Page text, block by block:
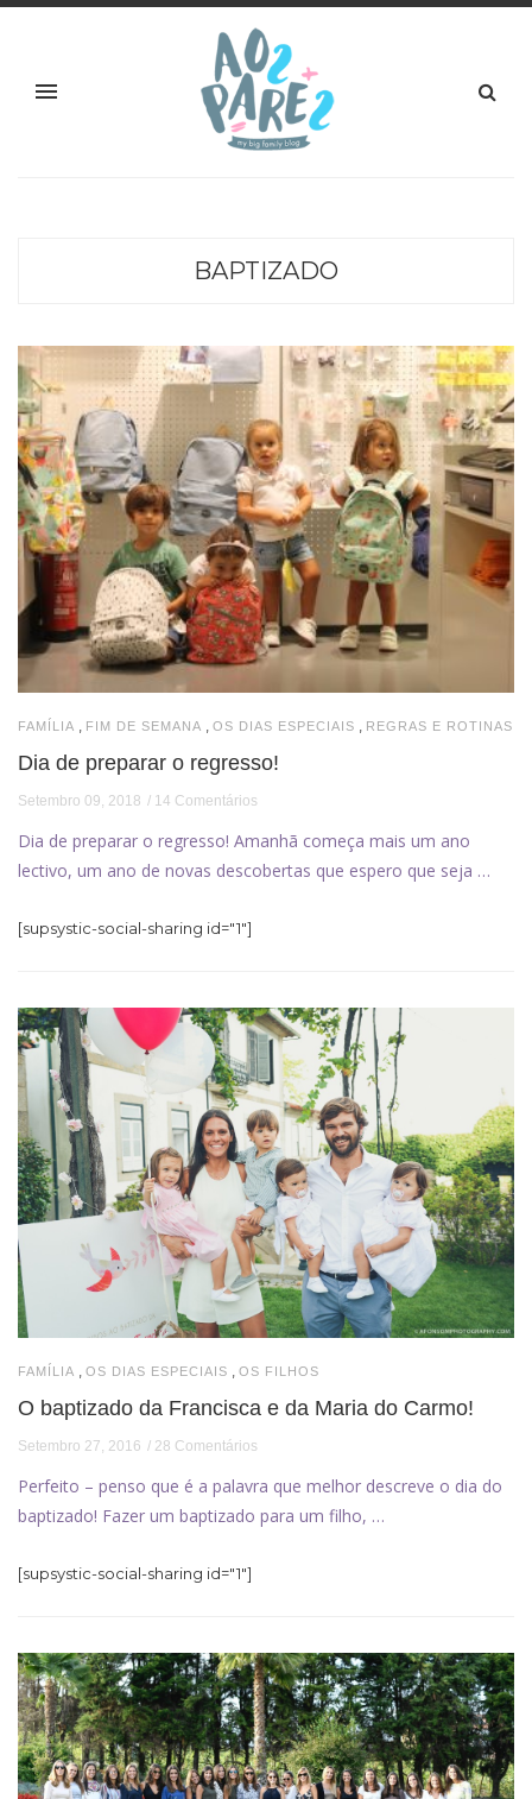
BAPTIZADO
FAMÍLIA FIM DE SEMANA OS DIAS ESPECIAIS REGRAS E ROTINAS
Dia de preparar o regresso!
Setembro 09, 2018 14 Comentários
Dia de preparar o regresso! Amanhã começa mais um ano
lectivo, um ano de novas descobertas que espero que seja …
[supsystic-social-sharing id="1"]
FAMÍLIA , OS DIAS ESPECIAIS , OS FILHOS
O baptizado da Francisca e da Maria do Carmo!
Setembro 27, 2016 28 Comentários
Perfeito – penso que é a palavra que melhor descreve o dia do
baptizado! Fazer um baptizado para um filho, …
[supsystic-social-sharing id="1"]